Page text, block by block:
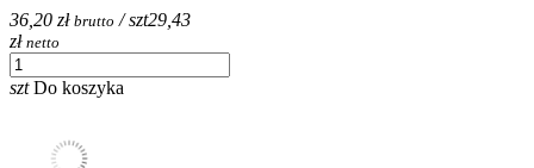
36,20 zł brutto / szt29,43
zł netto
szt Do koszyka